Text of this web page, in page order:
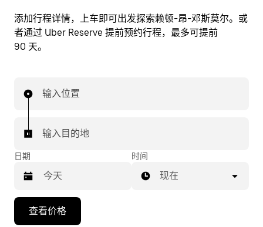
添加行程详情，上车即可出发探索赖顿-昂-邓斯莫尔。或
者通过 Uber Reserve 提前预约行程，最多可提前
90 天。
输入位置
输入目的地
日期
向
时间
现在
查看价格